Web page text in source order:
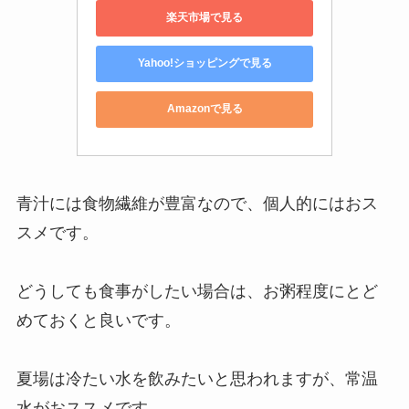
楽天市場で見る
Yahoo!ショッピングで見る
Amazonで見る
青汁には食物繊維が豊富なので、個人的にはおス
スメです。
どうしても食事がしたい場合は、お粥程度にとど
めておくと良いです。
夏場は冷たい水を飲みたいと思われますが、常温